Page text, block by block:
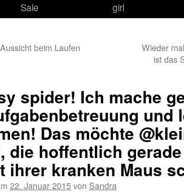
Sale
girl
beim Laufen
Wieder
ist das
spider! Ich mache
und
Das möchte
die hoffentlich
ihrer kranken Maus
22. Januar 2015von Sandra